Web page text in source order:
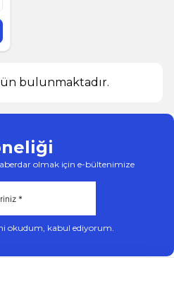
bulunmaktadır.
olmak için e-bültenimize
okudum, kabul ediyorum.